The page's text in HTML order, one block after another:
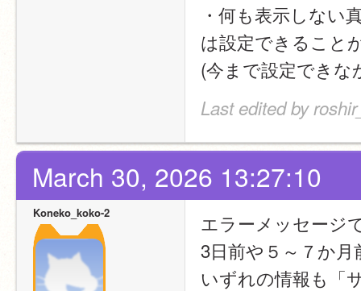
・何も表示しない
は設定できること
(今まで設定でき
Last edited by
March 30, 2026 13:27:10
Koneko_koko-2
エラーメッセージ
3日前や５～７か
いずれの情報も「